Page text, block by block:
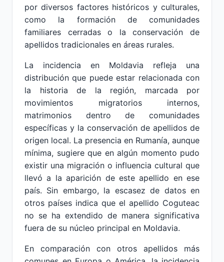
por diversos factores históricos y culturales,
como la formación de comunidades
familiares cerradas o la conservación de
apellidos tradicionales en áreas rurales.
La incidencia en Moldavia refleja una
distribución que puede estar relacionada con
la historia de la región, marcada por
movimientos migratorios internos,
matrimonios dentro de comunidades
específicas y la conservación de apellidos de
origen local. La presencia en Rumanía, aunque
mínima, sugiere que en algún momento pudo
existir una migración o influencia cultural que
llevó a la aparición de este apellido en ese
país. Sin embargo, la escasez de datos en
otros países indica que el apellido Coguteac
no se ha extendido de manera significativa
fuera de su núcleo principal en Moldavia.
En comparación con otros apellidos más